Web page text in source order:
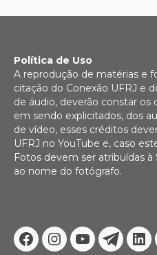
Facebook
Instagram
Youtube
Política de Uso
A reprodução de matérias e
citação do Conexão UFRJ e
de áudio, deverão constar os
em sendo explicitados, dos
de vídeo, esses créditos
UFRJ no YouTube e, caso
Fotos devem ser atribuídas
ao nome do fotógrafo.